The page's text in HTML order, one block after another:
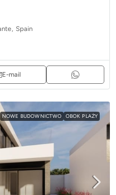
Spain
E-mail
NOWE BUDOWNICTWO OBOK PLAŻY